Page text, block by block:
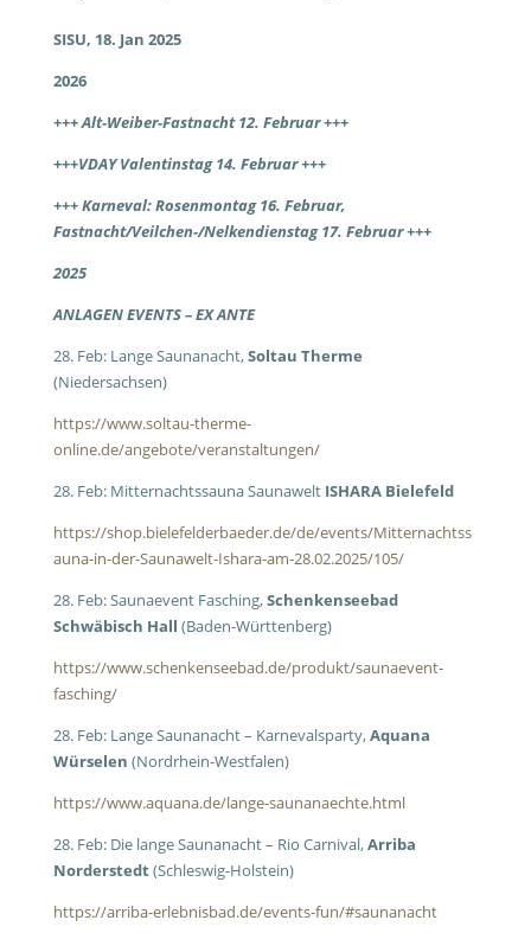
SISU, 18. Jan 2025
2026
+++ Alt-Weiber-Fastnacht 12. Februar +++
+++VDAY Valentinstag 14. Februar +++
+++ Karneval: Rosenmontag 16. Februar,
Fastnacht/Veilchen-/Nelkendienstag 17. Februar +++
2025
ANLAGEN EVENTS – EX ANTE
28. Feb: Lange Saunanacht,Soltau Therme
(Niedersachsen)
https://www.soltau-therme-
online.de/angebote/veranstaltungen/
28. Feb: Mitternachtssauna Saunawelt ISHARA Bielefeld
https://shop.bielefelderbaeder.de/de/events/Mitternachtss
auna-in-der-Saunawelt-Ishara-am-28.02.2025/105/
28. Feb: Saunaevent Fasching,Schenkenseebad
Schwäbisch Hall (Baden-Württenberg)
https://www.schenkenseebad.de/produkt/saunaevent-
fasching/
28. Feb: Lange Saunanacht – Karnevalsparty,Aquana
Würselen (Nordrhein-Westfalen)
https://www.aquana.de/lange-saunanaechte.html
28. Feb: Die lange Saunanacht – Rio Carnival,Arriba
Norderstedt(Schleswig-Holstein)
https://arriba-erlebnisbad.de/events-fun/#saunanacht